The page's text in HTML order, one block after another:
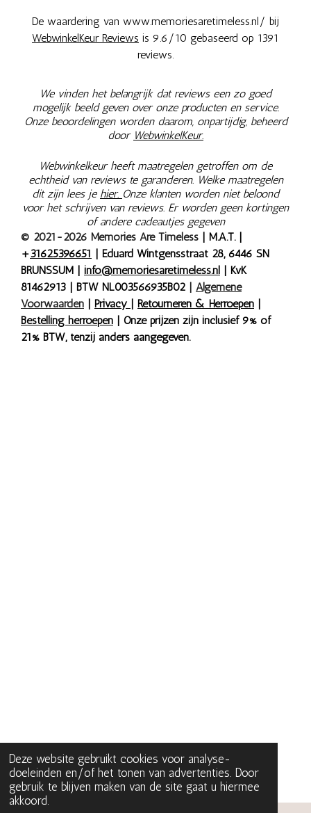
Deze website gebruikt cookies voor analyse-
doeleinden en/of het tonen van advertenties. Door
gebruik te blijven maken van de site gaat u hiermee
akkoord.
De waardering van www.memoriesaretimeless.nl/ bij
WebwinkelKeur Reviews is 9.6/10 gebaseerd op 1391
reviews.
We vinden het belangrijk dat reviews een zo goed
mogelijk beeld geven over onze producten en service.
Onze beoordelingen worden daarom, onpartijdig, beheerd
door WebwinkelKeur.
Webwinkelkeur heeft maatregelen getroffen om de
echtheid van reviews te garanderen. Welke maatregelen
dit zijn lees je hier. Onze klanten worden niet beloond
voor het schrijven van reviews. Er worden geen kortingen
of andere cadeautjes gegeven
© 2021-2026 Memories Are Timeless | M.A.T. |
+31625396651 | Eduard Wintgensstraat 28, 6446 SN
BRUNSSUM | info@memoriesaretimeless.nl | KvK
81462913 | BTW NL003566935B02 | Algemene
Voorwaarden | Privacy | Retourneren & Herroepen |
Bestelling herroepen | Onze prijzen zijn inclusief 9% of
21% BTW, tenzij anders aangegeven.